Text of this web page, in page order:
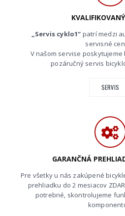
„Servis cyklo1“ patrí medzi
servisné
V našom servise
pozáručný servis
SERVIS
GARANČNÁ
Pre všetky u nás zakúpené
prehliadku do 2 mesiacov
potrebné, skontrolujeme